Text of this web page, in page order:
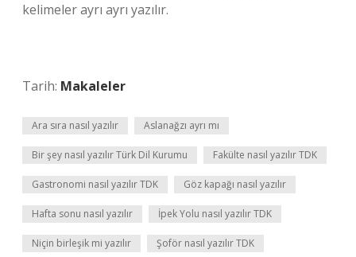
kelimeler ayrı ayrı yazılır.
Tarih: Makaleler
Ara sıra nasıl yazılır Aslanağzı ayrı mı
Bir şey nasıl yazılır Türk Dil Kurumu Fakülte nasıl yazılır TDK
Gastronomi nasıl yazılır TDK Göz kapağı nasıl yazılır
Hafta sonu nasıl yazılır İpek Yolu nasıl yazılır TDK
Niçin birleşik mi yazılır Şoför nasıl yazılır TDK